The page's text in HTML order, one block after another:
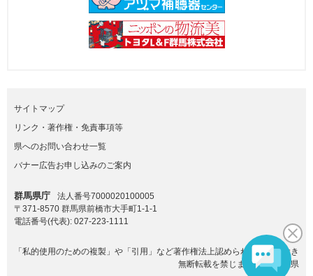
サイトマップ
リンク・著作権・免責事項等
県へのお問い合わせ一覧
バナー広告お申し込みのご案内
群馬県庁
法人番号7000020100005
〒371-8570 群馬県前橋市大手町1-1-1
電話番号(代表): 027-223-1111
「私的使用のための複製」や「引用」など著作権法上認められた場合を除き
無断転載を禁じます。(C)群馬県